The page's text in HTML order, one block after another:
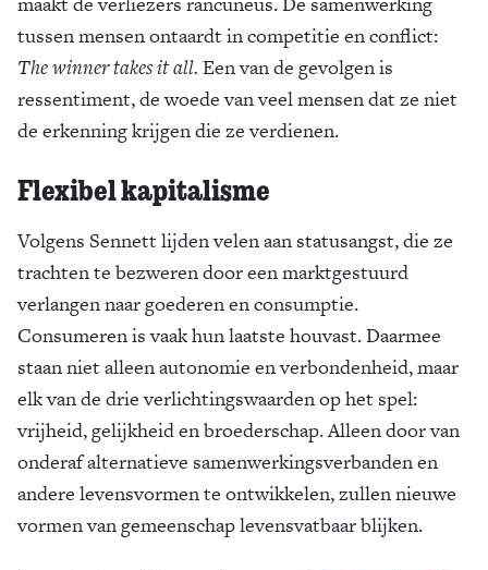
tussen mensen ontaardt in competitie en conflict:
The winner takes it all. Een van de gevolgen is
ressentiment, de woede van veel mensen dat ze niet
de erkenning krijgen die ze verdienen.
Flexibel kapitalisme
Volgens Sennett lijden velen aan statusangst, die ze
trachten te bezweren door een marktgestuurd
verlangen naar goederen en consumptie.
Consumeren is vaak hun laatste houvast. Daarmee
staan niet alleen autonomie en verbondenheid, maar
elk van de drie verlichtingswaarden op het spel:
vrijheid, gelijkheid en broederschap. Alleen door van
onderaf alternatieve samenwerkingsverbanden en
andere levensvormen te ontwikkelen, zullen nieuwe
vormen van gemeenschap levensvatbaar blijken.